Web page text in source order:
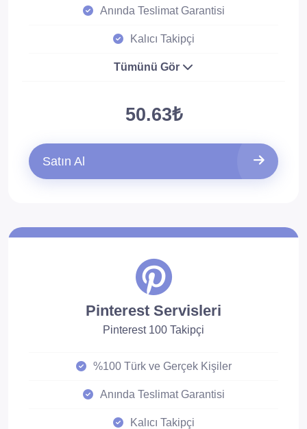
Anında Teslimat Garantisi
Kalıcı Takipçi
Tümünü Gör
50.63₺
Satın Al
Pinterest Servisleri
Pinterest 100 Takipçi
%100 Türk ve Gerçek Kişiler
Anında Teslimat Garantisi
Kalıcı Takipçi